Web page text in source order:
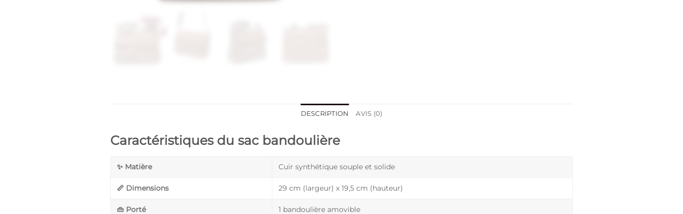
DESCRIPTION AVIS (0)
Caractéristiques du sac bandoulière
✨ Matière Cuir synthétique souple et solide
📏 Dimensions 29 cm (largeur) x 19,5 cm (hauteur)
👜 Porté 1 bandoulière amovible